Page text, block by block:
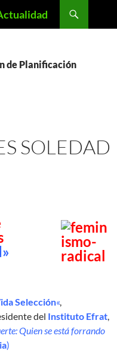
de Planificación
SOLEDAD
Selección«,
del Instituto Efrat,
Quien se está forrando
)